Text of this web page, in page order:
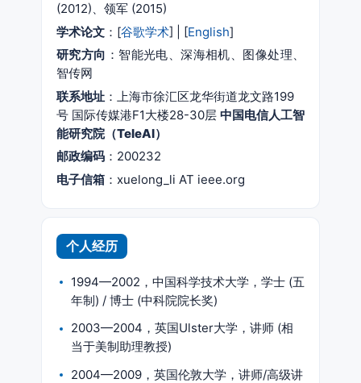
(2012)、领军 (2015)
学术论文 ：[谷歌学术] | [English]
研究方向 ：智能光电、深海相机、图像处理、
智传网
联系地址 ：上海市徐汇区龙华街道龙文路199
号 国际传媒港F1大楼28-30层 中国电信人工智
能研究院（TeleAI）
邮政编码 ：200232
电子信箱 ：xuelong_li AT ieee.org
个人经历
1994—2002，中国科学技术大学，学士 (五
年制) / 博士 (中科院院长奖)
2003—2004，英国Ulster大学，讲师 (相
当于美制助理教授)
2004—2009，英国伦敦大学，讲师/高级讲